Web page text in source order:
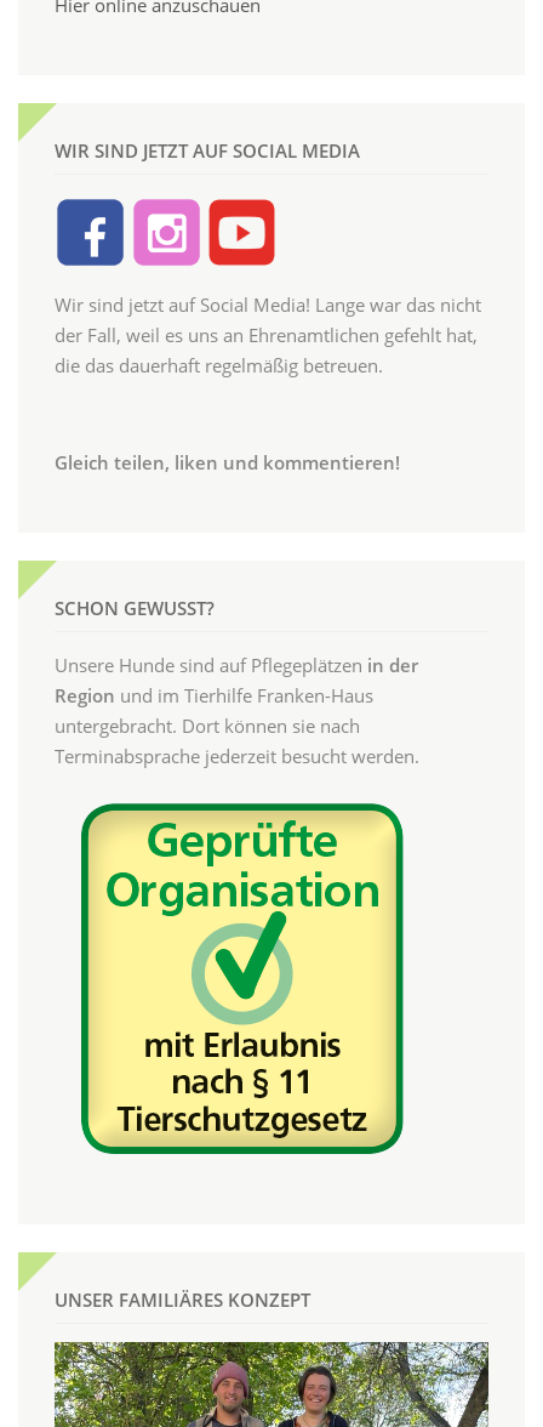
Hier online anzuschauen
WIR SIND JETZT AUF SOCIAL MEDIA
Wir sind jetzt auf Social Media! Lange war das nicht
der Fall, weil es uns an Ehrenamtlichen gefehlt hat,
die das dauerhaft regelmäßig betreuen.
Gleich teilen, liken und kommentieren!
SCHON GEWUSST?
Unsere Hunde sind auf Pflegeplätzen in der
Region und im Tierhilfe Franken-Haus
untergebracht. Dort können sie nach
Terminabsprache jederzeit besucht werden.
UNSER FAMILIÄRES KONZEPT